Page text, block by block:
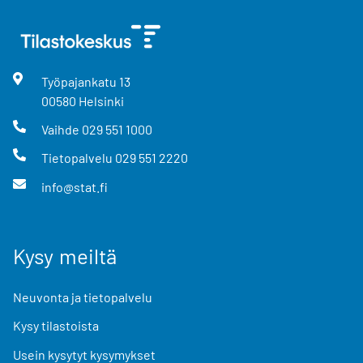
Työpajankatu 13
00580 Helsinki
Vaihde 029 551 1000
Tietopalvelu 029 551 2220
info@stat.fi
Kysy meiltä
Neuvonta ja tietopalvelu
Kysy tilastoista
Usein kysytyt kysymykset